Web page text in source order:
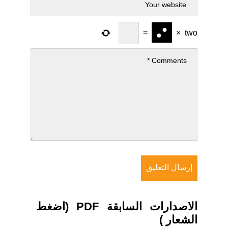
two
×
=
الاصدارات السابقة PDF (اضغط
الشعار )